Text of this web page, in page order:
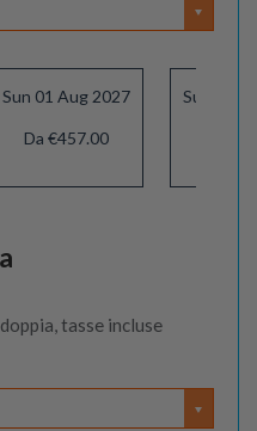
Sun 01 Aug 2027
Da €457.00
Sun 08
tasse incluse